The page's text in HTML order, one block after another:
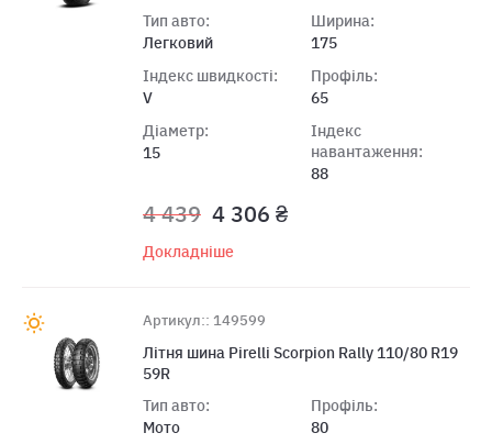
Тип авто:
Легковий
Індекс швидкості:
V
Діаметр:
15
Ширина:
175
Профіль:
65
Індекс
навантаження:
88
4 439 4 306 ₴
Докладніше
Артикул:: 149599
Літня шина Pirelli Scorpion Rally 110/80 R19
59R
Тип авто:
Мото
Профіль:
80